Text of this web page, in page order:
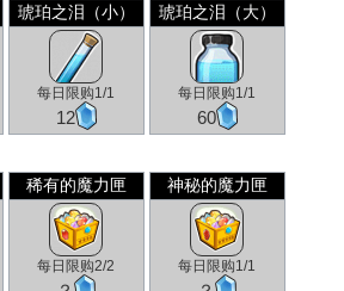
琥珀之泪（小）
每日限购1/1
12
琥珀之泪（大）
每日限购1/1
60
稀有的魔力匣
每日限购2/2
神秘的魔力匣
每日限购1/1